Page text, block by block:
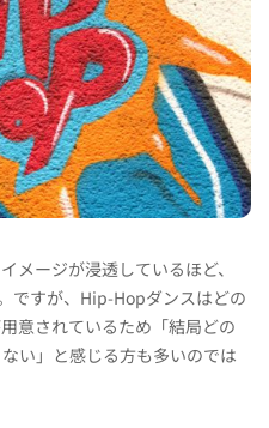
メージが浸透しているほど、
ですが、Hip-Hopダンスはどの
意されているため「結局どの
い」と感じる方も多いのでは